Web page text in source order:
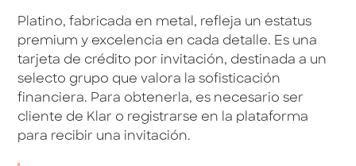
Platino, fabricada en metal, refleja un estatus
premium y excelencia en cada detalle. Es una
tarjeta de crédito por invitación, destinada a un
selecto grupo que valora la sofisticación
financiera. Para obtenerla, es necesario ser
cliente de Klar o registrarse en la plataforma
para recibir una invitación.